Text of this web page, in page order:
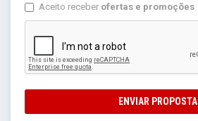
Aceito receber ofertas e promoções
ENVIAR PROPOSTA